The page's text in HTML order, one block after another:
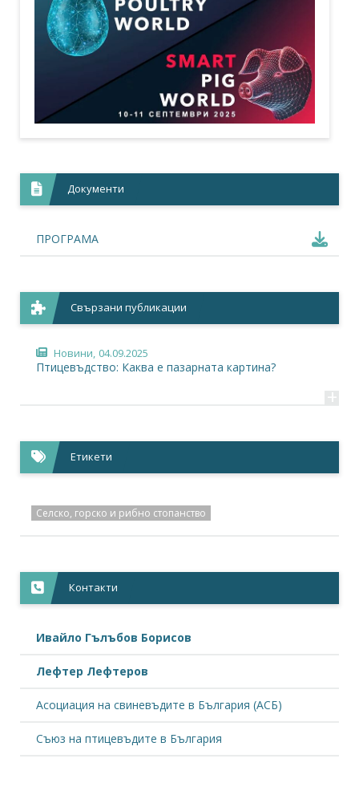
Документи
ПРОГРАМА
Свързани публикации
Новини, 04.09.2025
Птицевъдство: Каква е пазарната картина?
+
Етикети
Селско, горско и рибно стопанство
Контакти
Ивайло Гълъбов Борисов
Лефтер Лефтеров
Асоциация на свиневъдите в България (АСБ)
Съюз на птицевъдите в България